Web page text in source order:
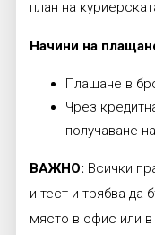
план на
Начини на
Плащане в
Чрез
получаване
ВАЖНО: Всички
и тест и трябва да
място в офис или в